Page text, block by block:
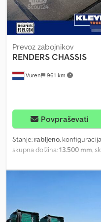
Vuren 961 km
Prevoz zabojnikov
RENDERSCHASSIS
Povpraševati
Stanje: rabljeno,
skupna dolžina:13.500 mm,
2009, Oprema:ABS, =
Remarks = Number of axles:
weight: 39,000 kg, Chassis
Steel, Kingpin size: 2 inch,
ABS, EBS, Body year: 2009,